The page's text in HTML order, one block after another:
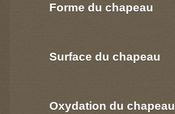
Forme du chapeau
Surface du chapeau
Oxydation du chapeau